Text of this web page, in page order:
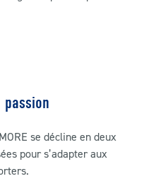
se décline en deux
pour s’adapter aux